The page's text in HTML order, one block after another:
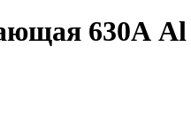
630А